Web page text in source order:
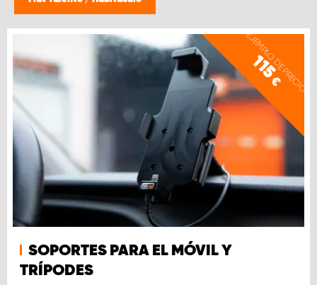
EJEMPLO DE PRECIO
115
€
SOPORTES PARA EL MÓVIL Y
TRÍPODES